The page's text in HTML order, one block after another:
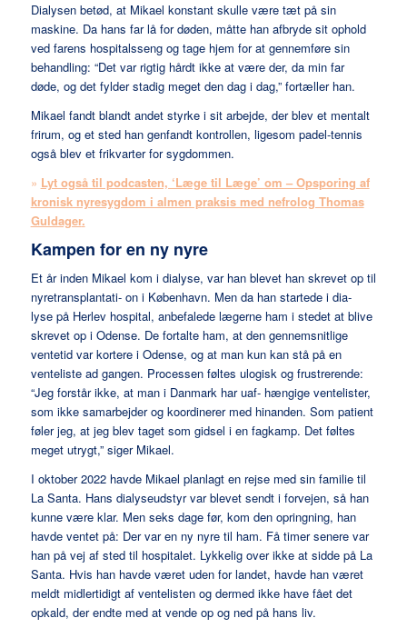
Dialysen betød, at Mikael konstant skulle være tæt på sin
maskine. Da hans far lå for døden, måtte han afbryde sit ophold
ved farens hospitalsseng og tage hjem for at gennemføre sin
behandling: “Det var rigtig hårdt ikke at være der, da min far
døde, og det fylder stadig meget den dag i dag,” fortæller han.
Mikael fandt blandt andet styrke i sit arbejde, der blev et mentalt
frirum, og et sted han genfandt kontrollen, ligesom padel-tennis
også blev et frikvarter for sygdommen.
» Lyt også til podcasten, ‘Læge til Læge’ om – Opsporing af
kronisk nyresygdom i almen praksis med nefrolog Thomas
Guldager.
Kampen for en ny nyre
Et år inden Mikael kom i dialyse, var han blevet han skrevet op til
nyretransplantati- on i København. Men da han startede i dia-
lyse på Herlev hospital, anbefalede lægerne ham i stedet at blive
skrevet op i Odense. De fortalte ham, at den gennemsnitlige
ventetid var kortere i Odense, og at man kun kan stå på en
venteliste ad gangen. Processen føltes ulogisk og frustrerende:
“Jeg forstår ikke, at man i Danmark har uaf- hængige ventelister,
som ikke samarbejder og koordinerer med hinanden. Som patient
føler jeg, at jeg blev taget som gidsel i en fagkamp. Det føltes
meget utrygt,” siger Mikael.
I oktober 2022 havde Mikael planlagt en rejse med sin familie til
La Santa. Hans dialyseudstyr var blevet sendt i forvejen, så han
kunne være klar. Men seks dage før, kom den opringning, han
havde ventet på: Der var en ny nyre til ham. Få timer senere var
han på vej af sted til hospitalet. Lykkelig over ikke at sidde på La
Santa. Hvis han havde været uden for landet, havde han været
meldt midlertidigt af ventelisten og dermed ikke have fået det
opkald, der endte med at vende op og ned på hans liv.